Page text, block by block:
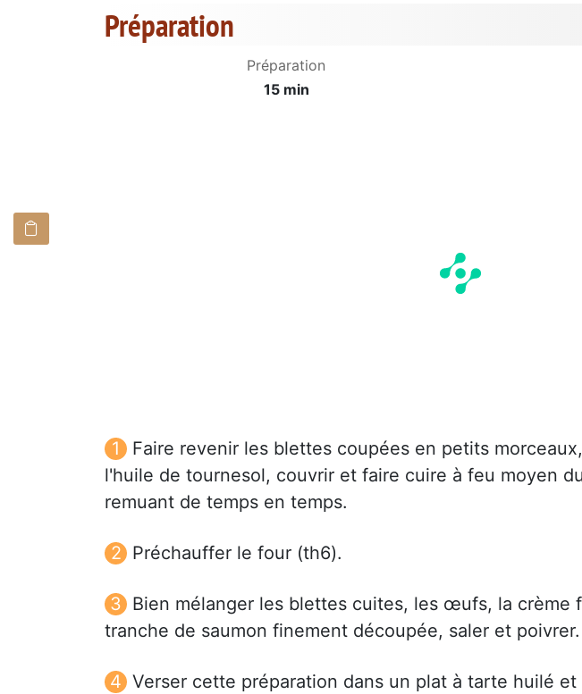
Préparation
Préparation
15 min
Faire revenir les blettes coupées en petits
l'huile de tournesol, couvrir et faire cuire à feu moyen
remuant de temps en temps.
Préchauffer le four (th6).
Bien mélanger les blettes cuites, les œufs, la crème
tranche de saumon finement découpée, saler et poivrer.
Verser cette préparation dans un plat à tarte huilé